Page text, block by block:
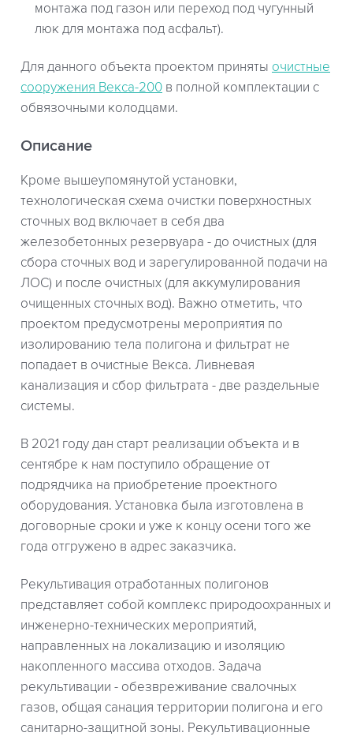
монтажа под газон или переход под чугунный
люк для монтажа под асфальт).
Для данного объекта проектом приняты очистные
сооружения Векса-200 в полной комплектации с
обвязочными колодцами.
Описание
Кроме вышеупомянутой установки,
технологическая схема очистки поверхностных
сточных вод включает в себя два
железобетонных резервуара - до очистных (для
сбора сточных вод и зарегулированной подачи на
ЛОС) и после очистных (для аккумулирования
очищенных сточных вод). Важно отметить, что
проектом предусмотрены мероприятия по
изолированию тела полигона и фильтрат не
попадает в очистные Векса. Ливневая
канализация и сбор фильтрата - две раздельные
системы.
В 2021 году дан старт реализации объекта и в
сентябре к нам поступило обращение от
подрядчика на приобретение проектного
оборудования. Установка была изготовлена в
договорные сроки и уже к концу осени того же
года отгружено в адрес заказчика.
Рекультивация отработанных полигонов
представляет собой комплекс природоохранных и
инженерно-технических мероприятий,
направленных на локализацию и изоляцию
накопленного массива отходов. Задача
рекультивации - обезвреживание свалочных
газов, общая санация территории полигона и его
санитарно-защитной зоны. Рекультивационные